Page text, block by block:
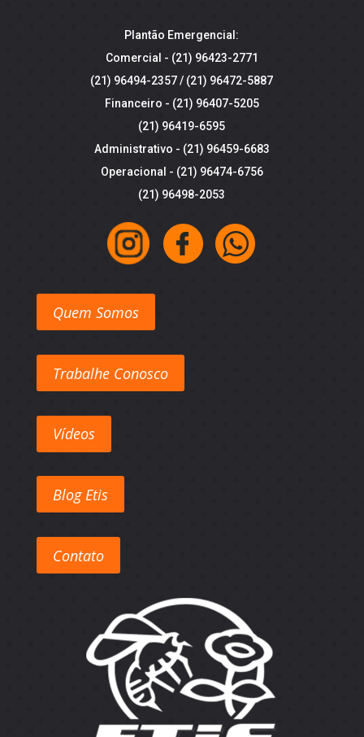
Plantão Emergencial:
Comercial - (21) 96423-2771
(21) 96494-2357/ (21) 96472-5887
Financeiro - (21) 96407-5205
(21) 96419-6595
Administrativo - (21) 96459-6683
Operacional - (21) 96474-6756
(21) 96498-2053
Quem Somos
Trabalhe Conosco
Vídeos
Blog Etis
Contato